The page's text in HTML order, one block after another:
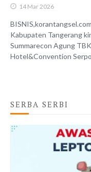
14 Mar 2026
Kabupaten Tangerang
Summarecon Agung
Hotel&Convention
SERBA SERBI